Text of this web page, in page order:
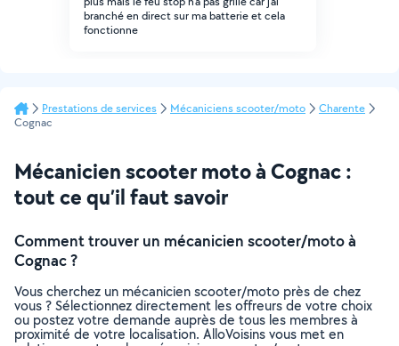
branché en direct sur ma batterie et cela
fonctionne
Prestations de services Mécaniciens scooter/moto
Charente
Cognac
Mécanicien scooter moto à Cognac :
tout ce qu’il faut savoir
Comment trouver un mécanicien scooter/moto à
Cognac ?
Vous cherchez un mécanicien scooter/moto près de chez
vous ? Sélectionnez directement les offreurs de votre choix
ou postez votre demande auprès de tous les membres à
proximité de votre localisation. AlloVoisins vous met en